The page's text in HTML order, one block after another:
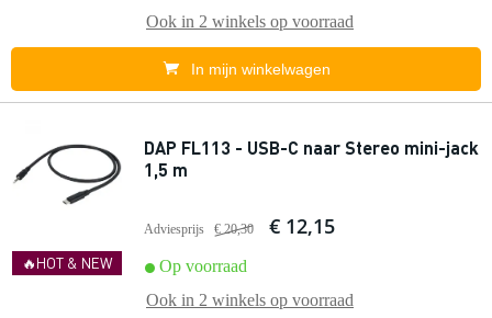
Ook in 2 winkels op voorraad
In mijn winkelwagen
🔥HOT & NEW
DAP FL113 - USB-C naar Stereo mini-jack
1,5 m
Adviesprijs € 20,30 € 12,15
Op voorraad
Ook in 2 winkels op voorraad